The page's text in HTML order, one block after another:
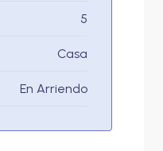
5
Casa
En Arriendo